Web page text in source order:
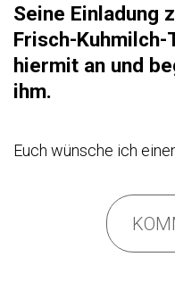
Seine Einladung
Frisch-
hiermit an und
ihm.
Euch wünsche ich